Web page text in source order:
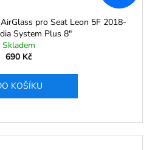
pro Seat Leon 5F 2018-
System Plus 8"
Skladem
690 Kč
KOŠÍKU